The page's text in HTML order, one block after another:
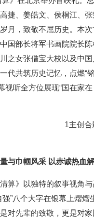
捷、姜皓文、侯桐江、
月，致敬不屈历史。本
国部长将军书画院院长
之女张僧宝大校以及中
代共筑历史记忆，点燃“
视听全方位展现“国在家
与巾帼风采 以赤诚热血
算》以独特的叙事视角
强”八个大字在银幕上熠
对先辈的致敬，更是对